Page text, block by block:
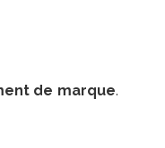
de marque.